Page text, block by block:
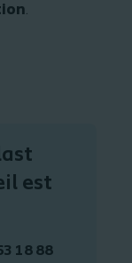
.
est
18 88